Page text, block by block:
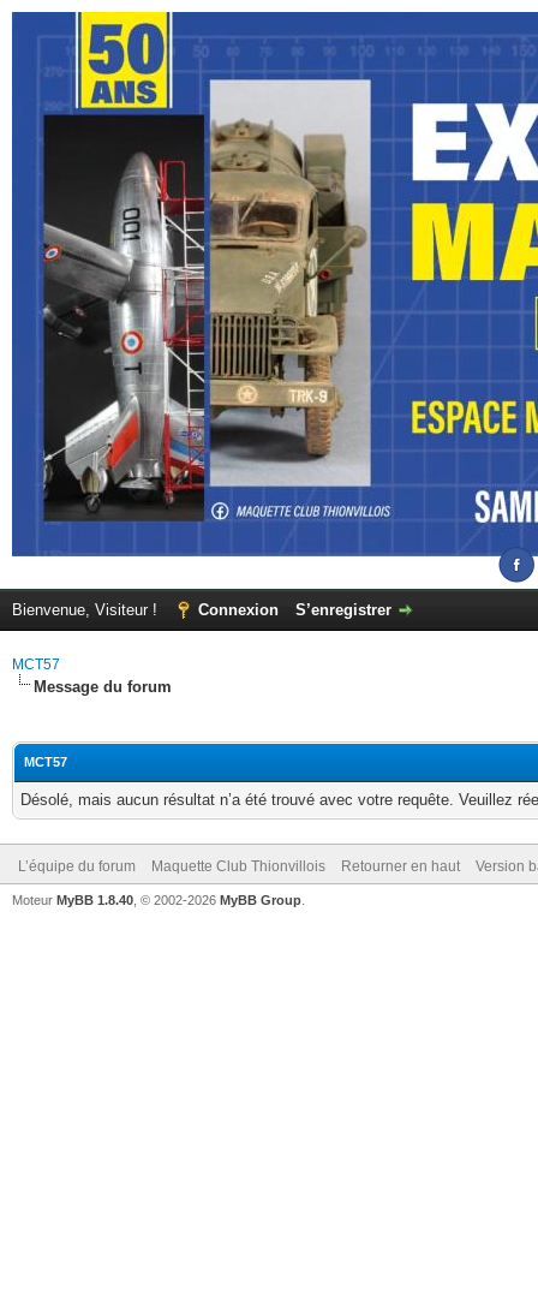
Bienvenue, Visiteur ! Connexion S’enregistrer
MCT57
Message du forum
MCT57
Désolé, mais aucun résultat n’a été trouvé avec votre requête. Veuillez
L’équipe du forum Maquette Club Thionvillois Retourner en haut Version
Moteur MyBB 1.8.40 , © 2002-2026 MyBB Group